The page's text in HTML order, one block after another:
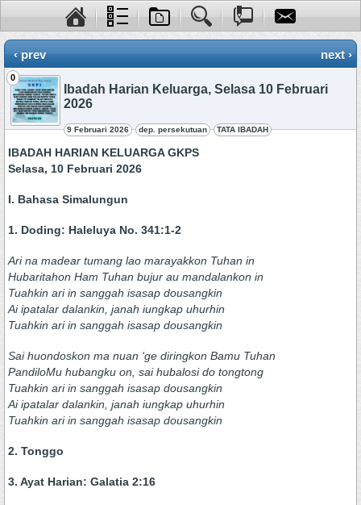
‹ prev next ›
0
Ibadah Harian Keluarga, Selasa 10 Februari
2026
9 Februari 2026 dep. persekutuan TATA IBADAH
IBADAH HARIAN KELUARGA GKPS
Selasa, 10 Februari 2026
I. Bahasa Simalungun
1. Doding: Haleluya No. 341:1-2
Ari na madear tumang lao marayakkon Tuhan in
Hubaritahon Ham Tuhan bujur au mandalankon in
Tuahkin ari in sanggah isasap dousangkin
Ai ipatalar dalankin, janah iungkap uhurhin
Tuahkin ari in sanggah isasap dousangkin
Sai huondoskon ma nuan ‘ge diringkon Bamu Tuhan
PandiloMu hubangku on, sai hubalosi do tongtong
Tuahkin ari in sanggah isasap dousangkin
Ai ipatalar dalankin, janah iungkap uhurhin
Tuahkin ari in sanggah isasap dousangkin
2. Tonggo
3. Ayat Harian: Galatia 2:16